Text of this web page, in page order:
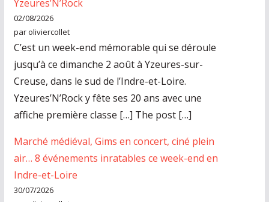
Yzeures’N’Rock
02/08/2026
par oliviercollet
C’est un week-end mémorable qui se déroule
jusqu’à ce dimanche 2 août à Yzeures-sur-
Creuse, dans le sud de l’Indre-et-Loire.
Yzeures’N’Rock y fête ses 20 ans avec une
affiche première classe […] The post […]
Marché médiéval, Gims en concert, ciné plein
air… 8 événements inratables ce week-end en
Indre-et-Loire
30/07/2026